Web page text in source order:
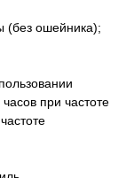
(без ошейника);
при частоте